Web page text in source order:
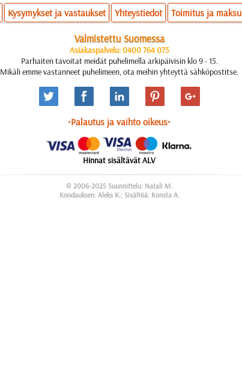
Kysymykset ja vastaukset Yhteystiedot Toimitus ja maksu
Valmistettu Suomessa
Asiakaspalvelu: 0400 764 075
Parhaiten tavoitat meidät puhelimella arkipäivisin klo 9 - 15.
Mikäli emme vastanneet puhelimeen, ota meihin yhteyttä sähköpostitse.
•Palautus ja vaihto oikeus•
Hinnat sisältävät ALV
© 2006-2025 Suunnittelu: Natali M.
Koodauksen: Aleks K.; Sisältöä: Konsta A.